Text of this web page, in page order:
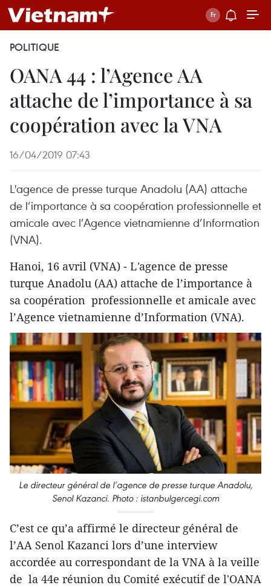
POLITIQUE
OANA 44 : l’Agence AA
attache de l’importance à sa
coopération avec la VNA
16/04/2019 07:43
L'agence de presse turque Anadolu (AA) attache
de l’importance à sa coopération professionnelle et
amicale avec l’Agence vietnamienne d’Information
(VNA).
Hanoi, 16 avril (VNA) - L'agence de presse
turque Anadolu (AA) attache de l’importance à
sa coopération professionnelle et amicale avec
l’Agence vietnamienne d’Information (VNA).
Le directeur général de l’agence de presse turque Anadolu,
Senol Kazanci. Photo : istanbulgercegi.com
C’est ce qu’a affirmé le directeur général de
l’AA Senol Kazanci lors d’une interview
accordée au correspondant de la VNA à la veille
de la 44e réunion du Comité exécutif de l'OANA